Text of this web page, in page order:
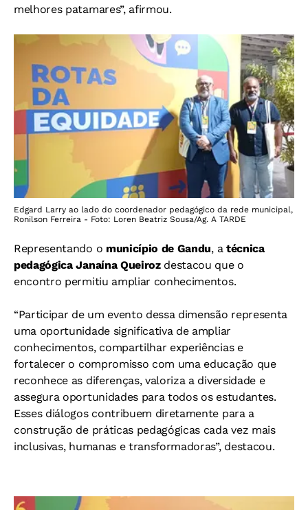
melhores patamares”, afirmou.
Edgard Larry ao lado do coordenador pedagógico da rede municipal,
Ronilson Ferreira - Foto: Loren Beatriz Sousa/Ag. A TARDE
Representando o município de Gandu, a técnica
pedagógica Janaína Queirozdestacou que o
encontro permitiu ampliar conhecimentos.
“Participar de um evento dessa dimensão representa
uma oportunidade significativa de ampliar
conhecimentos, compartilhar experiências e
fortalecer o compromisso com uma educação que
reconhece as diferenças, valoriza a diversidade e
assegura oportunidades para todos os estudantes.
Esses diálogos contribuem diretamente para a
construção de práticas pedagógicas cada vez mais
inclusivas, humanas e transformadoras”, destacou.